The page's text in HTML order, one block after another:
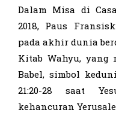
Dalam Misa di
2018, Paus
pada akhir dunia
Kitab Wahyu, yang
Babel, simbol
21:20-28 saat
kehancuran